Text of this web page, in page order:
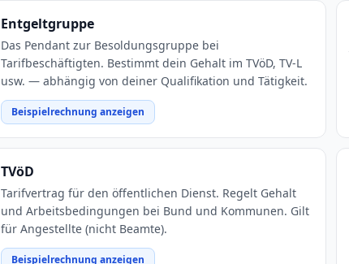
Entgeltgruppe
Das Pendant zur Besoldungsgruppe bei
Tarifbeschäftigten. Bestimmt dein Gehalt im TVöD, TV-L
usw. — abhängig von deiner Qualifikation und Tätigkeit.
Beispielrechnung anzeigen
TVöD
Tarifvertrag für den öffentlichen Dienst. Regelt Gehalt
und Arbeitsbedingungen bei Bund und Kommunen. Gilt
für Angestellte (nicht Beamte).
Beispielrechnung anzeigen